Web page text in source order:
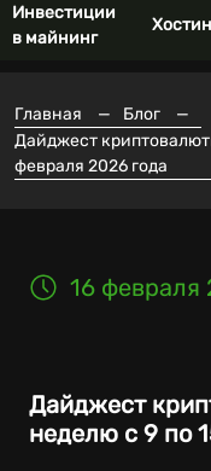
Инвестиции
в майнинг
Главная — Блог
—
Дайджест
февраля 2026 года
16 февраля
Дайджест
неделю с 9 по